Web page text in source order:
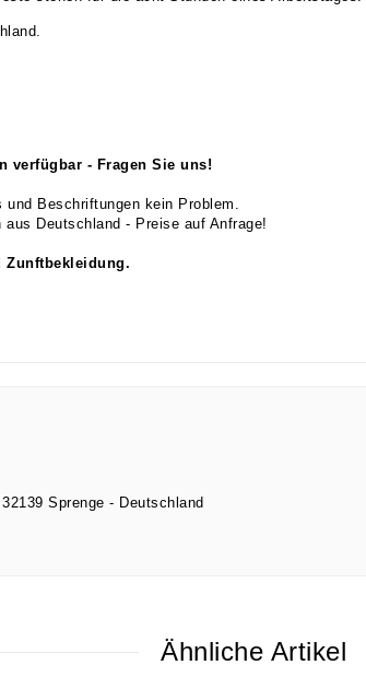
verfügbar - Fragen Sie uns!
und Beschriftungen kein Problem.
Deutschland - Preise auf Anfrage!
Zunftbekleidung.
32139 Sprenge
Deutschland
Ähnliche Artikel